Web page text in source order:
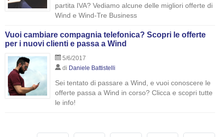
partita IVA? Vediamo alcune delle migliori offerte di
Wind e Wind-Tre Business
Vuoi cambiare compagnia telefonica? Scopri le offerte
per i nuovi clienti e passa a Wind
5/6/2017
di Daniele Battistelli
Sei tentato di passare a Wind, e vuoi conoscere le
offerte passa a Wind in corso? Clicca e scopri tutte
le info!